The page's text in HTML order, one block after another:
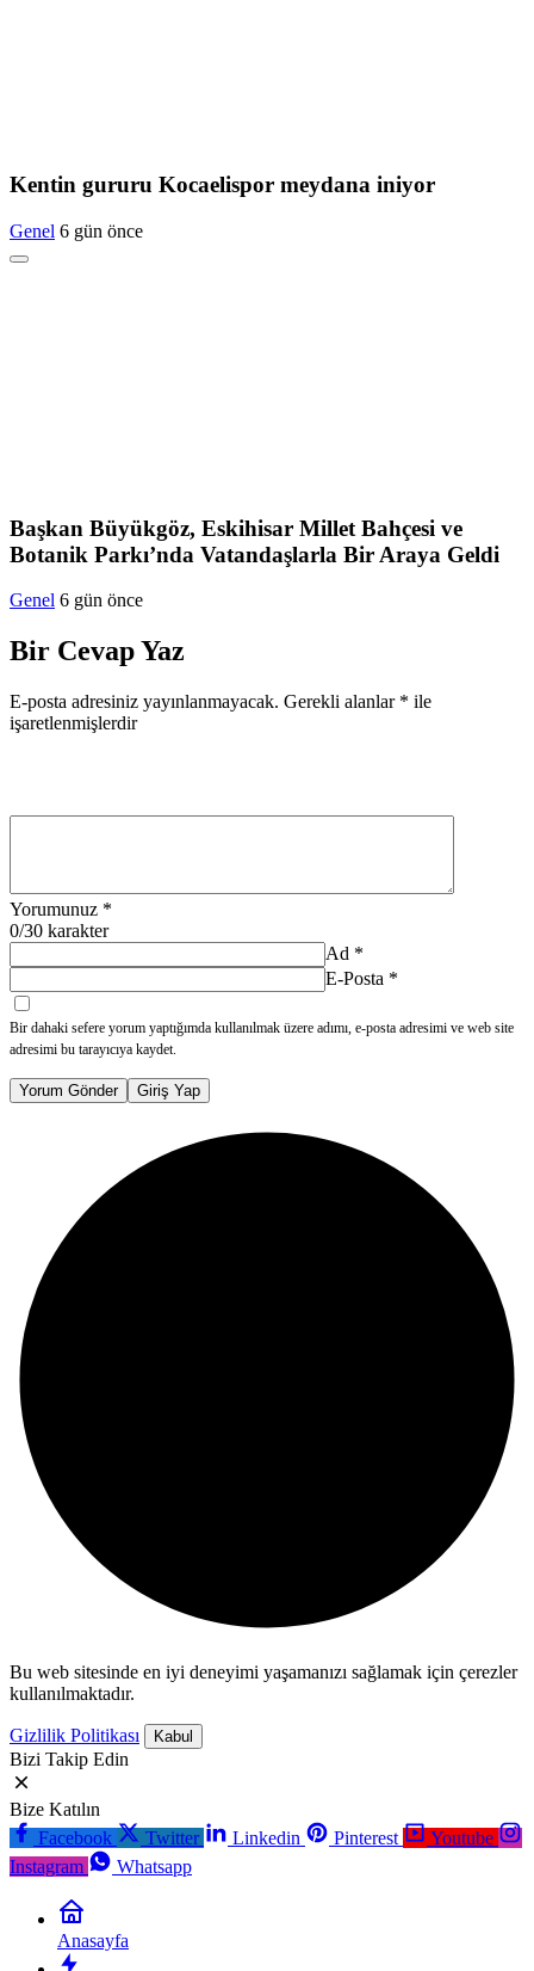
Kentin gururu Kocaelispor meydana iniyor
Genel 6 gün önce
Başkan Büyükgöz, Eskihisar Millet Bahçesi ve
Botanik Parkı’nda Vatandaşlarla Bir Araya Geldi
Genel 6 gün önce
Bir Cevap Yaz
E-posta adresiniz yayınlanmayacak. Gerekli alanlar * ile
işaretlenmişlerdir
Yorumunuz *
0/30 karakter
Ad *
E-Posta *
Bir dahaki sefere yorum yaptığımda kullanılmak üzere adımı, e-posta adresimi ve web site
adresimi bu tarayıcıya kaydet.
Yorum Gönder Giriş Yap
Bu web sitesinde en iyi deneyimi yaşamanızı sağlamak için çerezler
kullanılmaktadır.
Gizlilik Politikası Kabul
Bizi Takip Edin
Bize Katılın
Facebook
Twitter Linkedin Pinterest
Youtube
Instagram
Whatsapp
Anasayfa